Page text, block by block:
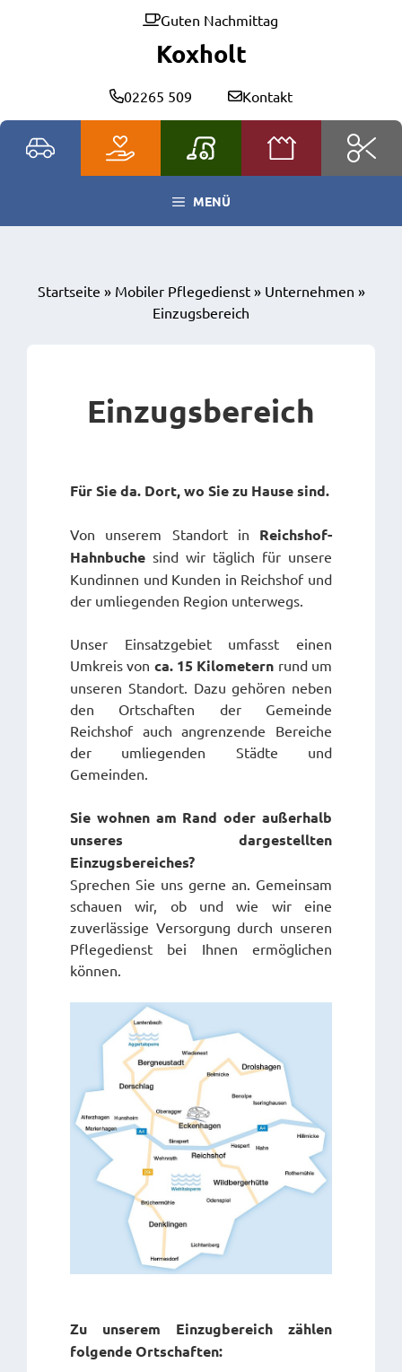
Guten Nachmittag
Koxholt
02265 509 Kontakt
MENÜ
Startseite » Mobiler Pflegedienst» Unternehmen »
Einzugsbereich
Einzugsbereich
Für Sie da. Dort, wo Sie zu Hause sind.
Von unserem Standort in Reichshof-
Hahnbuche sind wir täglich für unsere
Kundinnen und Kunden in Reichshof und
der umliegenden Region unterwegs.
Unser Einsatzgebiet umfasst einen
Umkreis von ca. 15 Kilometern rund um
unseren Standort. Dazu gehören neben
den Ortschaften der Gemeinde
Reichshof auch angrenzende Bereiche
der umliegenden Städte und
Gemeinden.
Sie wohnen am Rand oder außerhalb
unseres dargestellten
Einzugsbereiches?
Sprechen Sie uns gerne an. Gemeinsam
schauen wir, ob und wie wir eine
zuverlässige Versorgung durch unseren
Pflegedienst bei Ihnen ermöglichen
können.
Zu unserem Einzugbereich zählen
folgende Ortschaften: